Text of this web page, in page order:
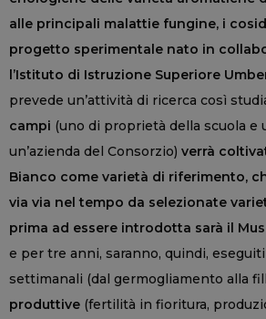
alle principali malattie fungine, i
progetto sperimentale nato in
l’Istituto di Istruzione Superiore
prevede un’attività di ricerca così
campi (uno di proprietà della scuola e
un’azienda del Consorzio) verrà
Bianco come varietà di riferimento,
via via nel tempo da selezionate
prima ad essere introdotta sarà il
e per tre anni, saranno, quindi, eseguiti
settimanali (dal germogliamento alla
produttive (fertilità in fioritura,